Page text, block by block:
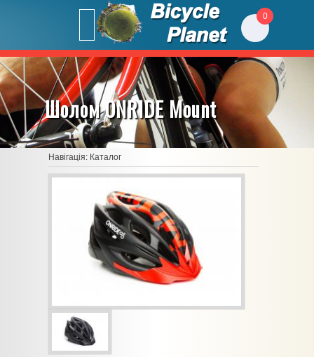
0
Шолом ONRIDE Mount
Навігація: Каталог